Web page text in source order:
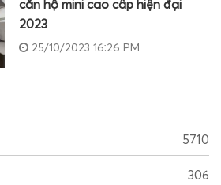
căn hộ mini cao cấp hiện đại
2023
25/10/2023 16:26 PM
5710
306